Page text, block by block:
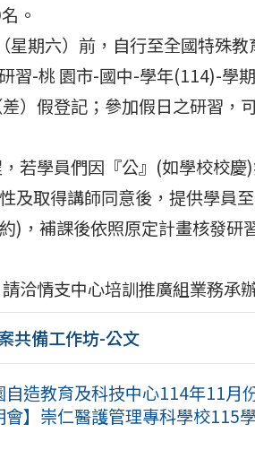
。
星期六）前，自行至全國特殊
習-桃 園市-國中-學年(114)-學
）假登記；參加假日之研習，
若學員們因『公』(如學校校
及取得講師同意後，提供學員
)，補課後依照原定計畫核發
洽情支中心培訓推廣組業務承
共備工作坊-公文
造教育及科技中心114年11月
會】崇仁醫護管理專科學校115